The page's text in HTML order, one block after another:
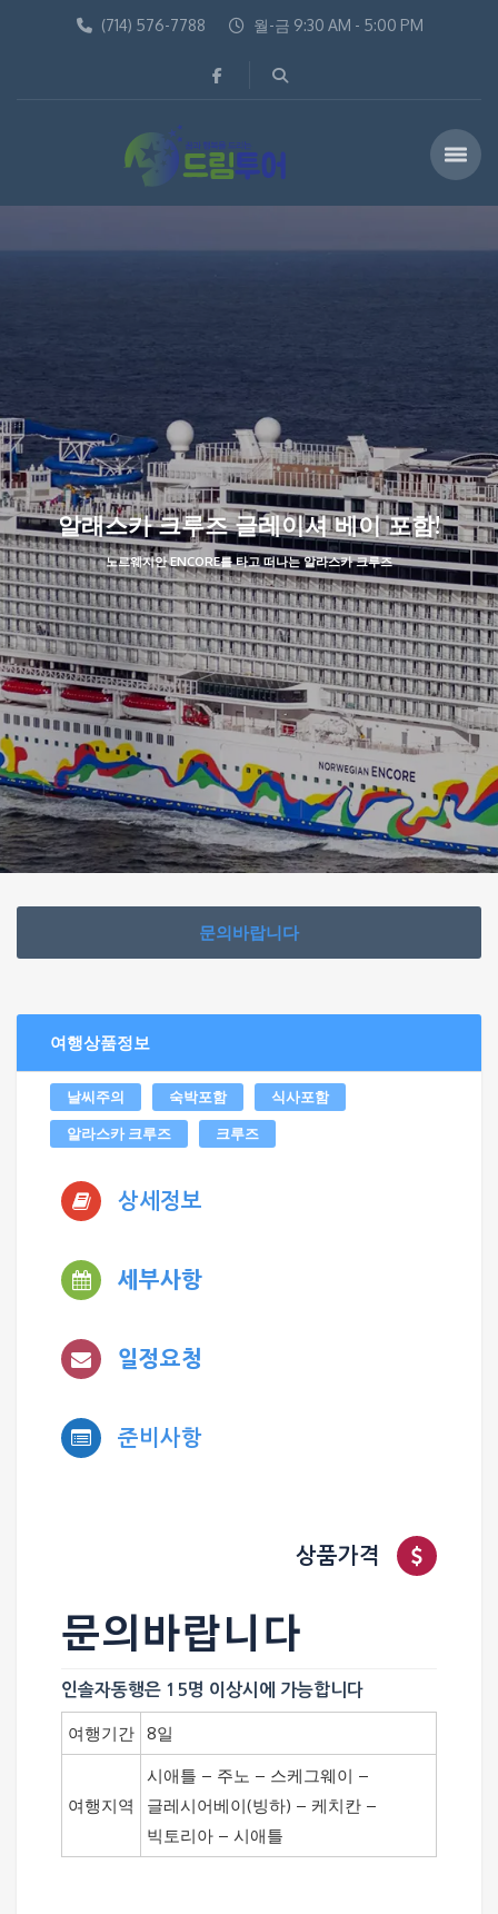
(714) 576-7788 월-금 9:30 AM - 5:00 PM
알래스카 크루즈 글레이셔 베이 포함!
노르웨지안 ENCORE를 타고 떠나는 알라스카 크루즈
문의바랍니다
여행상품정보
날씨주의 숙박포함 식사포함
알라스카 크루즈 크루즈
상세정보
세부사항
일정요청
준비사항
상품가격
문의바랍니다
인솔자동행은 15명 이상시에 가능합니다
여행기간 8일
여행지역
시애틀 – 주노 – 스케그웨이 –
글레시어베이(빙하) – 케치칸 –
빅토리아 – 시애틀